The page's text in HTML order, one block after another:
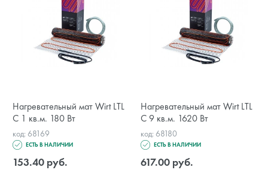
Нагревательный мат Wirt LTL
С 1 кв.м. 180 Вт
код: 68169
ЕСТЬ В НАЛИЧИИ
153.40 руб.
Нагревательный мат Wirt LTL
С 9 кв.м. 1620 Вт
код: 68180
ЕСТЬ В НАЛИЧИИ
617.00 руб.